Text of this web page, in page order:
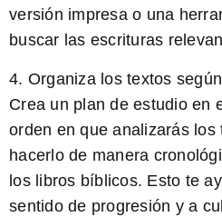
versión impresa o una
buscar las escrituras
4. Organiza los textos
Crea un plan de estudio en
orden en que analizarás
hacerlo de manera
los libros bíblicos. Esto te
sentido de progresión y a